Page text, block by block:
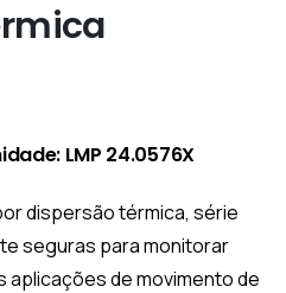
LMP 24.0576X
dispersão térmica, série
seguras para monitorar
aplicações de movimento de